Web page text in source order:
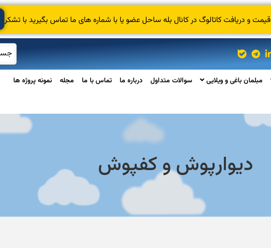
و دریافت کاتالوگ در کانال بله ساحل عضو یا با شماره های ما تماس بگیرید با تشکر
مبلمان باغی و ویلایی سوالات متداول درباره ما تماس با ما مجله نمونه پروژه ها
دیوارپوش و کفپوش